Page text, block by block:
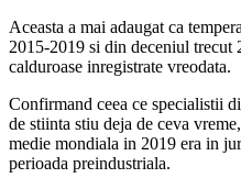
Aceasta a mai adaugat ca
2015-2019 si din deceniul trecut
calduroase inregistrate vreodata.
Confirmand ceea ce specialistii
de stiinta stiu deja de ceva
medie mondiala in 2019 era in
perioada preindustriala.